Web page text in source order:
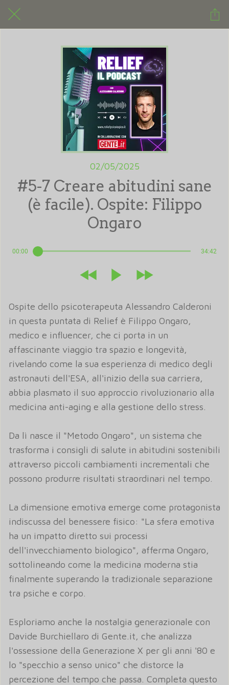
02/05/2025
#5-7 Creare abitudini sane
(è facile). Ospite: Filippo
Ongaro
00:00 34:42
Ospite dello psicoterapeuta Alessandro Calderoni
in questa puntata di Relief è Filippo Ongaro,
medico e influencer, che ci porta in un
affascinante viaggio tra spazio e longevità,
rivelando come la sua esperienza di medico degli
astronauti dell'ESA, all'inizio della sua carriera,
abbia plasmato il suo approccio rivoluzionario alla
medicina anti-aging e alla gestione dello stress.
Da lì nasce il "Metodo Ongaro", un sistema che
trasforma i consigli di salute in abitudini sostenibili
attraverso piccoli cambiamenti incrementali che
possono produrre risultati straordinari nel tempo.
La dimensione emotiva emerge come protagonista
indiscussa del benessere fisico: "La sfera emotiva
ha un impatto diretto sui processi
dell'invecchiamento biologico", afferma Ongaro,
sottolineando come la medicina moderna stia
finalmente superando la tradizionale separazione
tra psiche e corpo.
Esploriamo anche la nostalgia generazionale con
Davide Burchiellaro di Gente.it, che analizza
l'ossessione della Generazione X per gli anni '80 e
lo "specchio a senso unico" che distorce la
percezione del tempo che passa. Completa questo